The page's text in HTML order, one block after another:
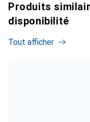
Produits
disponibilité
Tout afficher